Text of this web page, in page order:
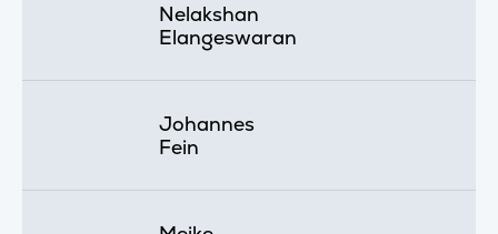
Nelakshan
Elangeswaran
Johannes
Fein